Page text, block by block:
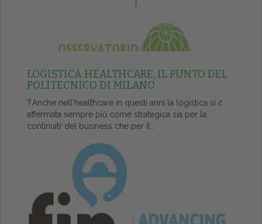
LOGISTICA HEALTHCARE, IL PUNTO DEL
POLITECNICO DI MILANO
ŤAnche nell'healthcare in questi anni la logistica si č
affermata sempre piů come strategica sia per la
continuitŕ del business che per il...